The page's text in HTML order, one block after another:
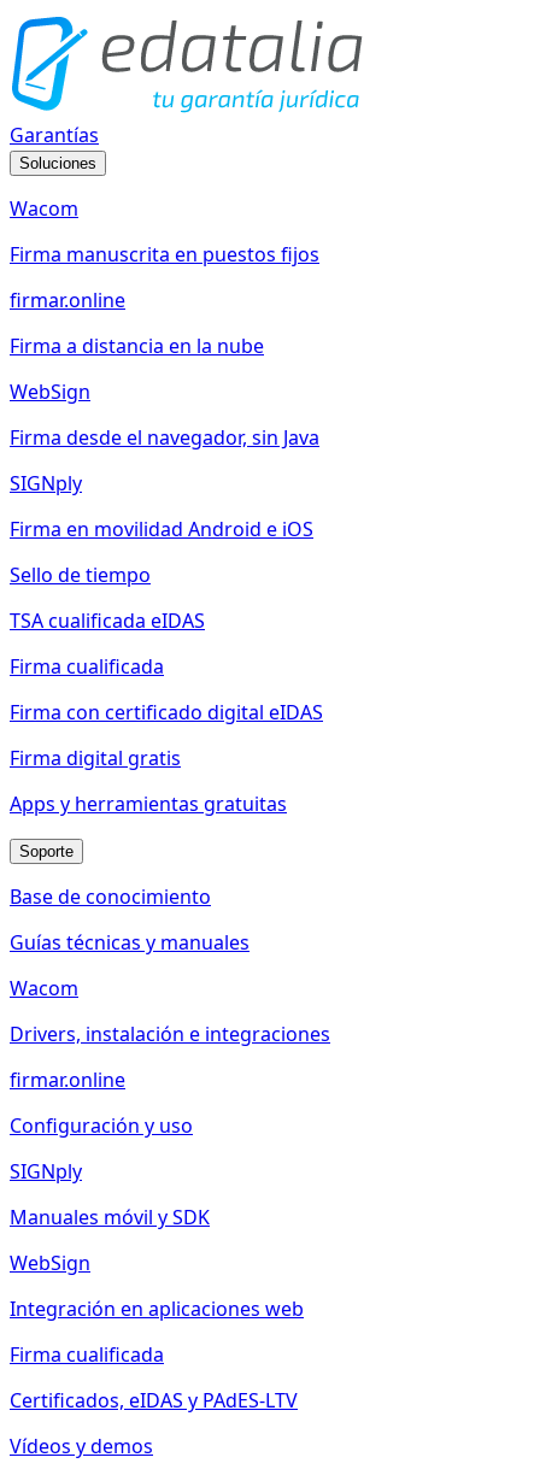
Garantías
Soluciones
Wacom
Firma manuscrita en puestos fijos
firmar.online
Firma a distancia en la nube
WebSign
Firma desde el navegador, sin Java
SIGNply
Firma en movilidad Android e iOS
Sello de tiempo
TSA cualificada eIDAS
Firma cualificada
Firma con certificado digital eIDAS
Firma digital gratis
Apps y herramientas gratuitas
Soporte
Base de conocimiento
Guías técnicas y manuales
Wacom
Drivers, instalación e integraciones
firmar.online
Configuración y uso
SIGNply
Manuales móvil y SDK
WebSign
Integración en aplicaciones web
Firma cualificada
Certificados, eIDAS y PAdES-LTV
Vídeos y demos